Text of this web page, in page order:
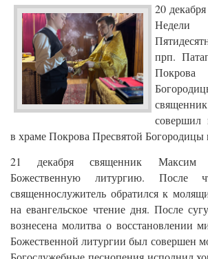
20
прп.
совершил
в храме Покрова Пресвятой
21 декабря священник Максим
Божественную литургию. После
священнослужитель обратился к
на евангельское чтение дня. После
вознесена молитва о восстановлении
Божественной литургии был совершен